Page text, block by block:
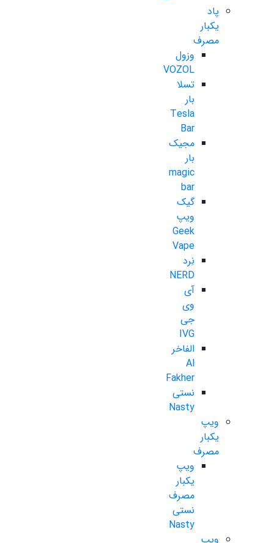
پاد
یکبار
مصرف
وزول
VOZOL
تسلا
بار
Tesla
Bar
مجیک
بار
magic
bar
گیک
ویپ
Geek
Vape
نِرد
NERD
آی
وی
جی
IVG
الفاخر
Al
Fakher
نستی
Nasty
ویپ
یکبار
مصرف
ویپ
یکبار
مصرف
نستی
Nasty
ویپ